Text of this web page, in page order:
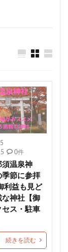
社
住吉 生根神社
吾平津神社
木
菅原神社
人石
0件
温泉神
節に参拝
利益も見ど
な神社【御
ス・駐車
続きを読む